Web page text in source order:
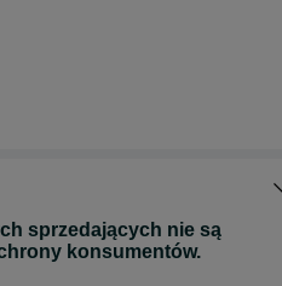
sprzedających nie są
konsumentów.